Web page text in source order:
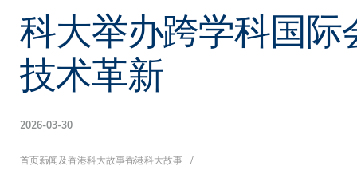
科大举办跨学科国
技术革新
2026-03-30
首页新闻及香港科大故事香港科大故事